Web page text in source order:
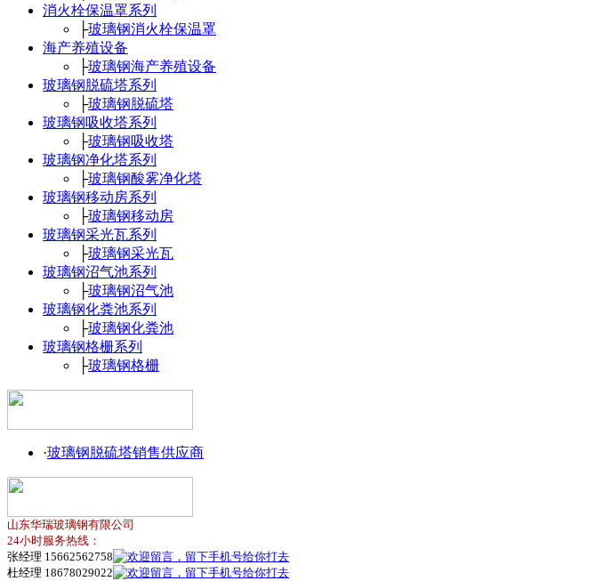
消火栓保温罩系列
├玻璃钢消火栓保温罩
海产养殖设备
├玻璃钢海产养殖设备
玻璃钢脱硫塔系列
├玻璃钢脱硫塔
玻璃钢吸收塔系列
├玻璃钢吸收塔
玻璃钢净化塔系列
├玻璃钢酸雾净化塔
玻璃钢移动房系列
├玻璃钢移动房
玻璃钢采光瓦系列
├玻璃钢采光瓦
玻璃钢沼气池系列
├玻璃钢沼气池
玻璃钢化粪池系列
├玻璃钢化粪池
玻璃钢格栅系列
├玻璃钢格栅
·玻璃钢脱硫塔销售供应商
山东华瑞玻璃钢有限公司
24小时服务热线：
张经理 15662562758
杜经理 18678029022